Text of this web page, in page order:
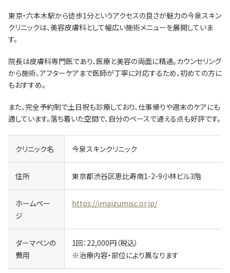
東京・六本木駅から徒歩1分というアクセスの良さが魅力の今泉スキン
クリニックは、美容皮膚科として幅広い施術メニューを展開していま
す。
院長は皮膚科専門医であり、医療と美容の両面に精通。カウンセリング
から施術、アフターケアまで医師が丁寧に対応するため、初めての方に
もおすすめ。
また、完全予約制で土日祝も診療しており、仕事帰りや週末のケアにも
適しています。落ち着いた空間で、自分のペースで通える点も好評です。
クリニック名 今泉スキンクリニック
住所 東京都渋谷区恵比寿南1-2-9小林ビル3階
ホームペー
ジ
https://imaizumisc.or.jp/
ダーマペンの
費用
1回：22,000円（税込）
※治療内容・部位により異なります